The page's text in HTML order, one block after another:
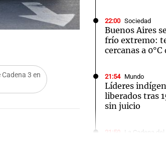
3 en
22:00 Sociedad
Buenos Aires
frío extremo:
cercanas a
21:54 Mundo
Líderes
liberados tras
sin juicio
21:50 La Cadena del
Audio.